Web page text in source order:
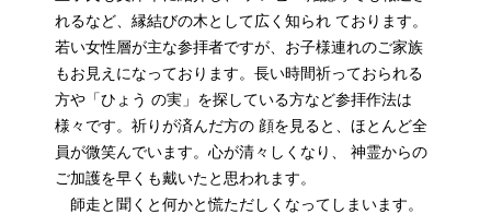
れるなど、縁結びの木として広く知られ ております。
若い女性層が主な参拝者ですが、お子様連れのご家族
もお見えになっております。長い時間祈っておられる
方や「ひょう の実」を探している方など参拝作法は
様々です。祈りが済んだ方の 顔を見ると、ほとんど全
員が微笑んでいます。心が清々しくなり、 神霊からの
ご加護を早くも戴いたと思われます。
師走と聞くと何かと慌ただしくなってしまいます。